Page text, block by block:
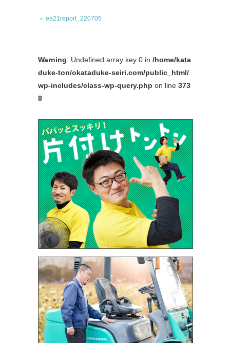
＜ ea21report_220705
Warning: Undefined array key 0 in /home/kata
duke-ton/okataduke-seiri.com/public_html/
wp-includes/class-wp-query.php on line 373
8